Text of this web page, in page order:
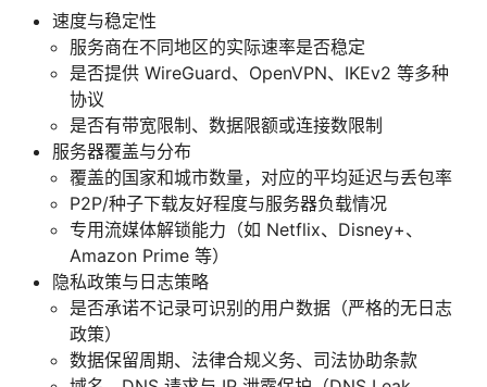
速度与稳定性
服务商在不同地区的实际速率是否稳定
是否提供 WireGuard、OpenVPN、IKEv2 等多种
协议
是否有带宽限制、数据限额或连接数限制
服务器覆盖与分布
覆盖的国家和城市数量，对应的平均延迟与丢包率
P2P/种子下载友好程度与服务器负载情况
专用流媒体解锁能力（如 Netflix、Disney+、
Amazon Prime 等）
隐私政策与日志策略
是否承诺不记录可识别的用户数据（严格的无日志
政策）
数据保留周期、法律合规义务、司法协助条款